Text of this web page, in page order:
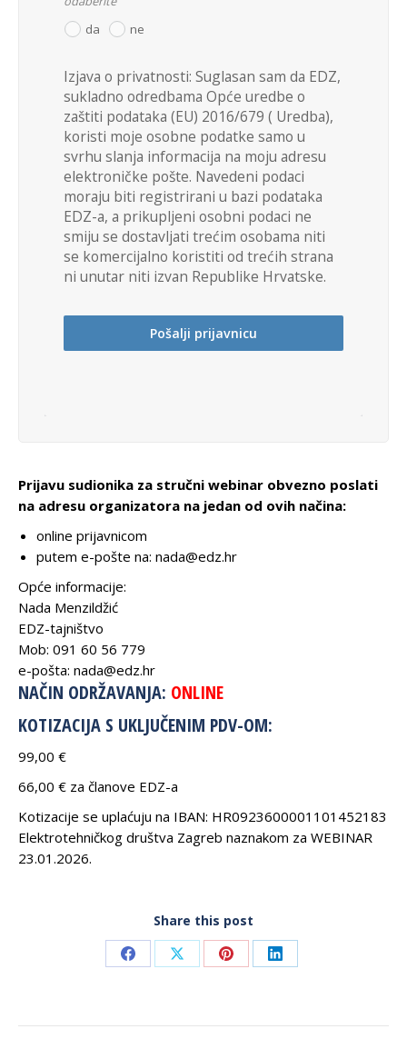
da
ne
Izjava o privatnosti: Suglasan sam da EDZ,
sukladno odredbama Opće uredbe o
zaštiti podataka (EU) 2016/679 ( Uredba),
koristi moje osobne podatke samo u
svrhu slanja informacija na moju adresu
elektroničke pošte. Navedeni podaci
moraju biti registrirani u bazi podataka
EDZ-a, a prikupljeni osobni podaci ne
smiju se dostavljati trećim osobama niti
se komercijalno koristiti od trećih strana
ni unutar niti izvan Republike Hrvatske.
Pošalji prijavnicu
Prijavu sudionika za stručni webinar obvezno poslati
na adresu organizatora na jedan od ovih načina:
online prijavnicom
putem e-pošte na: nada@edz.hr
Opće informacije:
Nada Menzildžić
EDZ-tajništvo
Mob: 091 60 56 779
e-pošta: nada@edz.hr
NAČIN ODRŽAVANJA: ONLINE
KOTIZACIJA S UKLJUČENIM PDV-OM:
99,00 €
66,00 € za članove EDZ-a
Kotizacije se uplaćuju na IBAN: HR0923600001101452183
Elektrotehničkog društva Zagreb naznakom za WEBINAR
23.01.2026.
Share this post
Share
Facebook
Share
X
Share
Pinterest
Share
LinkedIn